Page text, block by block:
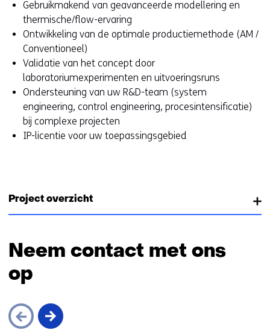
Gebruikmakend van geavanceerde modellering en
thermische/flow-ervaring
Ontwikkeling van de optimale productiemethode (AM /
Conventioneel)
Validatie van het concept door
laboratoriumexperimenten en uitvoeringsruns
Ondersteuning van uw R&D-team (system
engineering, control engineering, procesintensificatie)
bij complexe projecten
IP-licentie voor uw toepassingsgebied
Project overzicht
Neem contact met ons
op